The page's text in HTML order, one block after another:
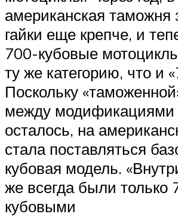
американская таможня
гайки еще крепче, и
700-кубовые
ту же категорию, что и
Поскольку
между
осталось, на
стала поставляться
кубовая модель.
же всегда были только
кубовыми